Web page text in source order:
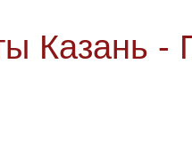
Казань -